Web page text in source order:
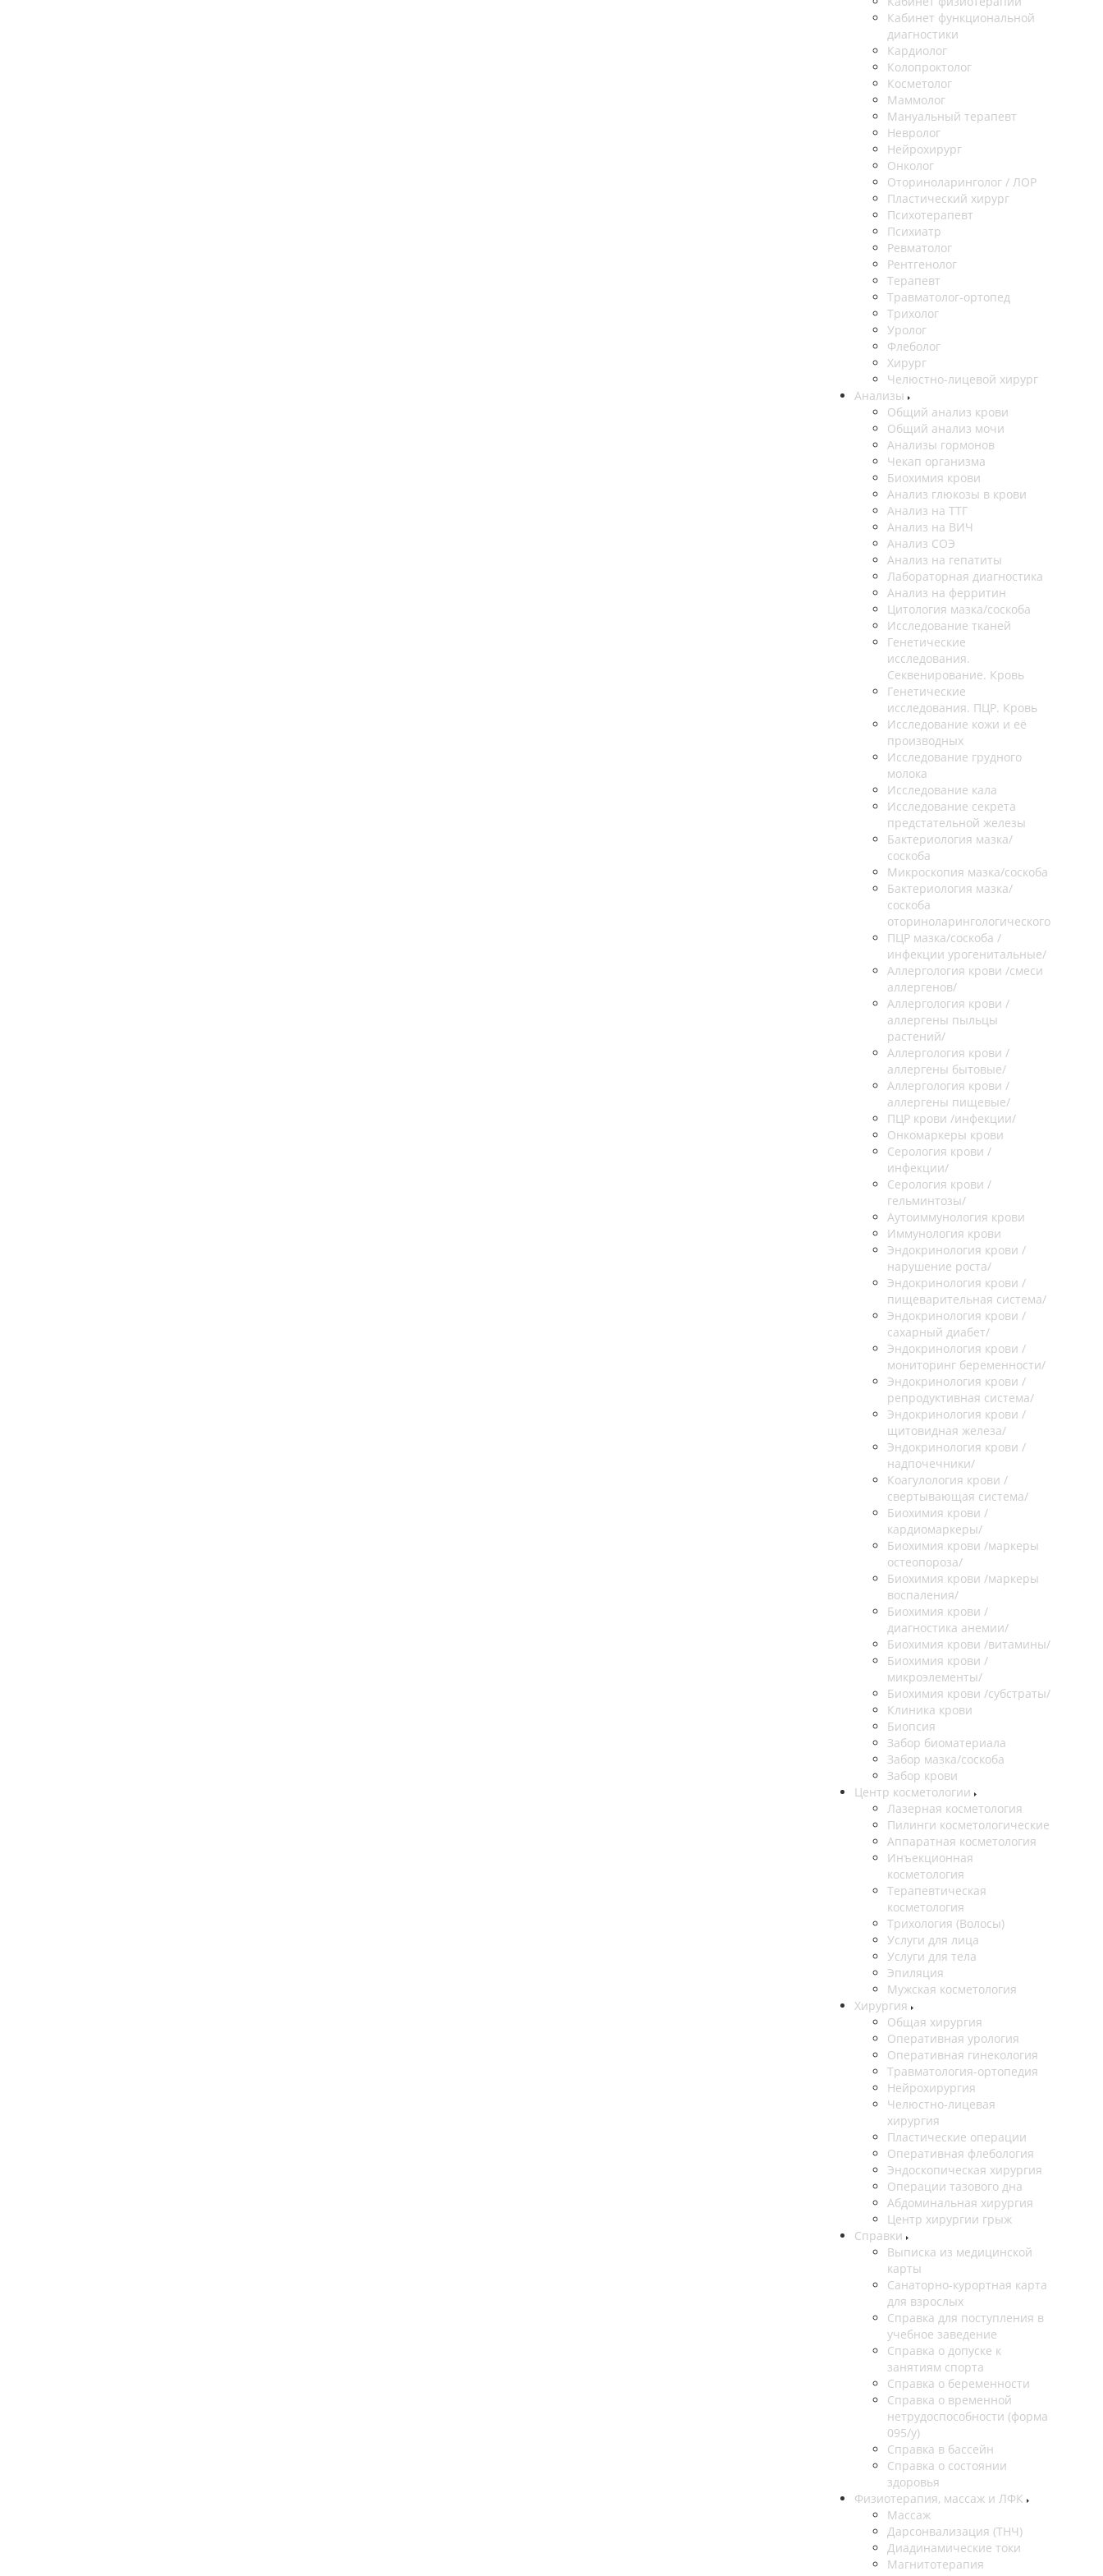
Кабинет функциональной
диагностики
Кардиолог
Колопроктолог
Косметолог
Маммолог
Мануальный терапевт
Невролог
Нейрохирург
Онколог
Оториноларинголог / ЛОР
Пластический хирург
Психотерапевт
Психиатр
Ревматолог
Рентгенолог
Терапевт
Травматолог-ортопед
Трихолог
Уролог
Флеболог
Хирург
Челюстно-лицевой хирург
Анализы
Общий анализ крови
Общий анализ мочи
Анализы гормонов
Чекап организма
Биохимия крови
Анализ глюкозы в крови
Анализ на ТТГ
Анализ на ВИЧ
Анализ СОЭ
Анализ на гепатиты
Лабораторная диагностика
Анализ на ферритин
Цитология мазка/соскоба
Исследование тканей
Генетические
исследования.
Секвенирование. Кровь
Генетические
исследования. ПЦР. Кровь
Исследование кожи и её
производных
Исследование грудного
молока
Исследование кала
Исследование секрета
предстательной железы
Бактериология мазка/
соскоба
Микроскопия мазка/соскоба
Бактериология мазка/
соскоба
оториноларингологического
ПЦР мазка/соскоба /
инфекции урогенитальные/
Аллергология крови /смеси
аллергенов/
Аллергология крови /
аллергены пыльцы
растений/
Аллергология крови /
аллергены бытовые/
Аллергология крови /
аллергены пищевые/
ПЦР крови /инфекции/
Онкомаркеры крови
Серология крови /
инфекции/
Серология крови /
гельминтозы/
Аутоиммунология крови
Иммунология крови
Эндокринология крови /
нарушение роста/
Эндокринология крови /
пищеварительная система/
Эндокринология крови /
сахарный диабет/
Эндокринология крови /
мониторинг беременности/
Эндокринология крови /
репродуктивная система/
Эндокринология крови /
щитовидная железа/
Эндокринология крови /
надпочечники/
Коагулология крови /
свертывающая система/
Биохимия крови /
кардиомаркеры/
Биохимия крови /маркеры
остеопороза/
Биохимия крови /маркеры
воспаления/
Биохимия крови /
диагностика анемии/
Биохимия крови /витамины/
Биохимия крови /
микроэлементы/
Биохимия крови /субстраты/
Клиника крови
Биопсия
Забор биоматериала
Забор мазка/соскоба
Забор крови
Центр косметологии
Лазерная косметология
Пилинги косметологические
Аппаратная косметология
Инъекционная
косметология
Терапевтическая
косметология
Трихология (Волосы)
Услуги для лица
Услуги для тела
Эпиляция
Мужская косметология
Хирургия
Общая хирургия
Оперативная урология
Оперативная гинекология
Травматология-ортопедия
Нейрохирургия
Челюстно-лицевая
хирургия
Пластические операции
Оперативная флебология
Эндоскопическая хирургия
Операции тазового дна
Абдоминальная хирургия
Центр хирургии грыж
Справки
Выписка из медицинской
карты
Санаторно-курортная карта
для взрослых
Справка для поступления в
учебное заведение
Справка о допуске к
занятиям спорта
Справка о беременности
Справка о временной
нетрудоспособности (форма
095/у)
Справка в бассейн
Справка о состоянии
здоровья
Физиотерапия, массаж и ЛФК
Массаж
Дарсонвализация (ТНЧ)
Диадинамические токи
Магнитотерапия